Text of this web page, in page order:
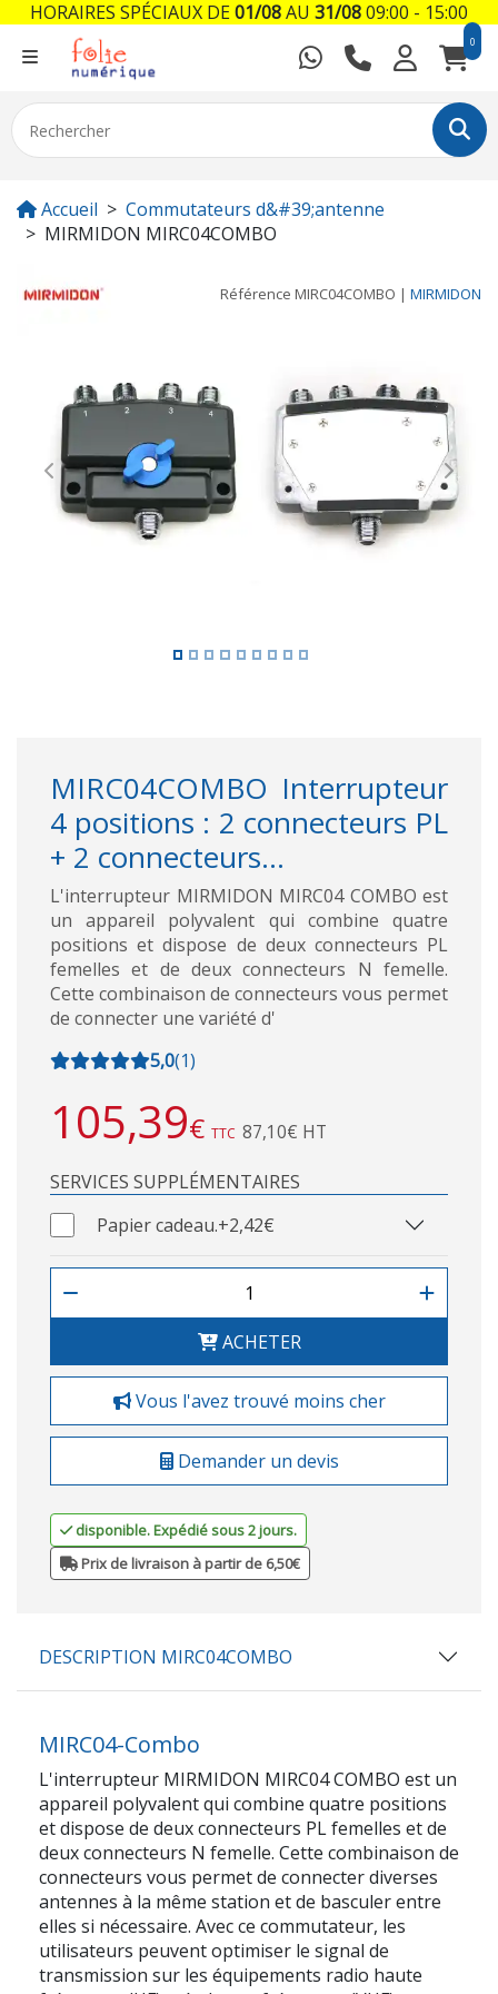
0
Accueil
Commutateurs d&#39;antenne
MIRMIDON MIRC04COMBO
Référence MIRC04COMBO | MIRMIDON
Previous Next
MIRC04COMBO Interrupteur
4 positions : 2 connecteurs PL
+ 2 connecteurs...
L'interrupteur MIRMIDON MIRC04 COMBO est
un appareil polyvalent qui combine quatre
positions et dispose de deux connecteurs PL
femelles et de deux connecteurs N femelle.
Cette combinaison de connecteurs vous permet
de connecter une variété d'
5,0(1)
105,39€ TTC 87,10€ HT
SERVICES SUPPLÉMENTAIRES
Papier cadeau.+2,42€
ACHETER
Vous l'avez trouvé moins cher
Demander un devis
disponible. Expédié sous 2 jours.
Prix de livraison à partir de 6,50€
DESCRIPTION MIRC04COMBO
MIRC04-Combo
L'interrupteur MIRMIDON MIRC04 COMBO est un
appareil polyvalent qui combine quatre positions
et dispose de deux connecteurs PL femelles et de
deux connecteurs N femelle. Cette combinaison de
connecteurs vous permet de connecter diverses
antennes à la même station et de basculer entre
elles si nécessaire. Avec ce commutateur, les
utilisateurs peuvent optimiser le signal de
transmission sur les équipements radio haute
HORAIRES SPÉCIAUX DE01/08AU 31/0809:00 - 15:00